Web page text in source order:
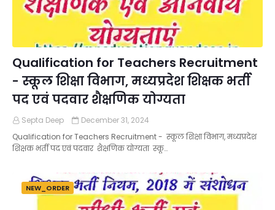
Qualification for Teachers Recruitment
- स्कूल शिक्षा विभाग, मध्यप्रदेश शिक्षक भर्ती
पद एवं पदवार शैक्षणिक योग्यता
Septa Deep
December 31, 2024
Qualification for Teachers Recruitment - स्कूल शिक्षा विभाग, मध्यप्रदेश
शिक्षक भर्ती पद एवं पदवार शैक्षणिक योग्यता स्कू…
NEW_ORDER